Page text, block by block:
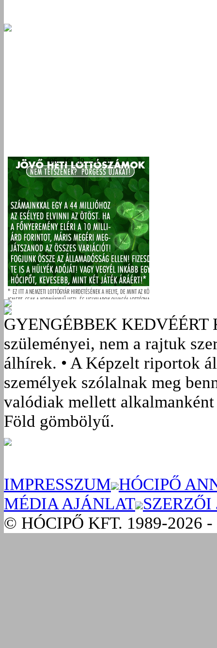
GYENGÉBBEK KEDVÉÉRT
szüleményei, nem a rajtuk
álhírek. • A Képzelt riportok
személyek szólalnak meg
valódiak mellett
Föld gömbölyű.
IMPRESSZUM HÓCIPŐ
MÉDIA AJÁNLAT SZERZŐI
© HÓCIPŐ KFT. 1989-2026